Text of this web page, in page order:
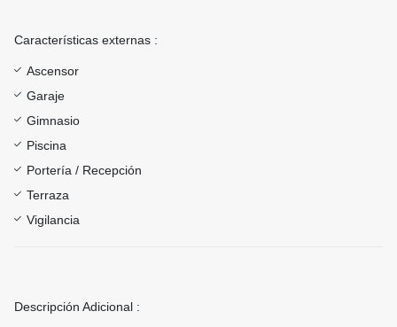
Características externas :
Ascensor
Garaje
Gimnasio
Piscina
Portería / Recepción
Terraza
Vigilancia
Descripción Adicional :